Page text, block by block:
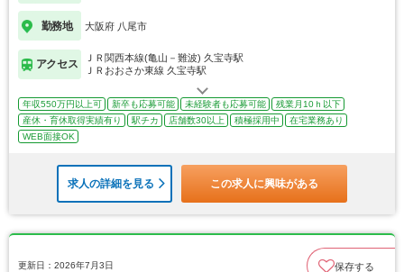
勤務地 大阪府 八尾市
アクセス
ＪＲ関西本線(亀山－難波) 久宝寺駅
ＪＲおおさか東線 久宝寺駅
年収550万円以上可 新卒も応募可能 未経験者も応募可能
残業月10ｈ以下
産休・育休取得実績有り
駅チカ 店舗数30以上 積極採用中
在宅業務あり
WEB面接OK
求人の詳細を見る この求人に興味がある
更新日：2026年7月3日 保存する